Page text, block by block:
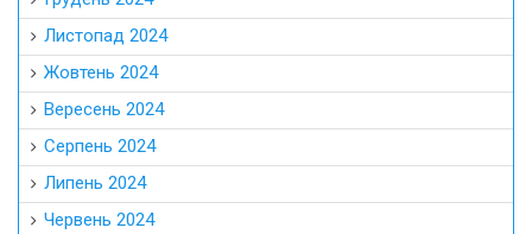
Листопад 2024
Жовтень 2024
Вересень 2024
Серпень 2024
Липень 2024
Червень 2024